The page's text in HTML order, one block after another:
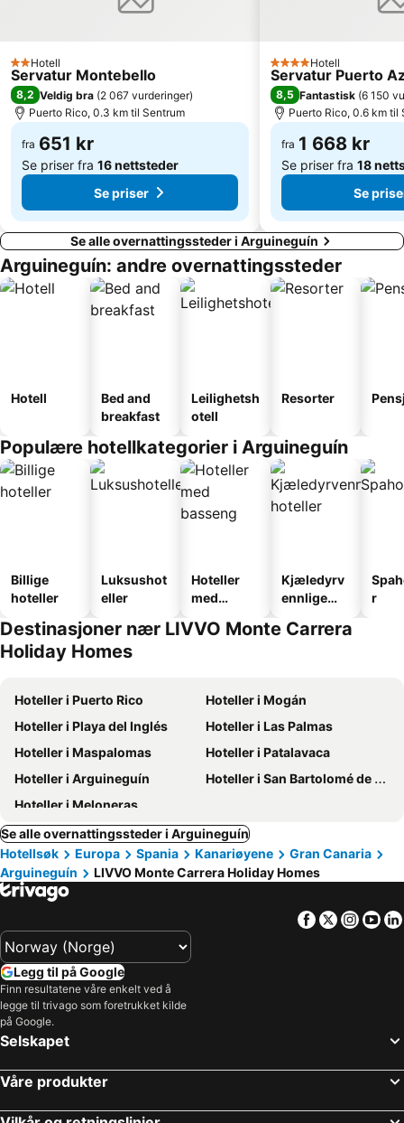
Pasito Blanco
Plaza de la Puntilla
Iglesia de San Agustín
Parque de San Telmo
Paseo por el Parque de Santa Catalina
Paseo De Las Canteras
2 Stjerner
Hotell
Servatur Montebello
8,2 Veldig bra (2 067 vurderinger)
Puerto Rico, 0.3 km til Sentrum
fra 651 kr
Se priser fra 16 nettsteder
Se priser
4 Stjerner
Hotell
Servatur Puerto
8,5 Fantastisk (6 150
Puerto Rico, 0.6 km til
fra 1 668 kr
Se priser fra 18
Se
Se alle overnattingssteder i Arguineguín
Arguineguín: andre overnattingssteder
Hotell
Bed and
breakfast
Leilighetsh
otell
Resorter
Populære hotellkategorier i Arguineguín
Billige
hoteller
Luksushot
eller
Hoteller
med
Kjæledyrv
ennlige
r
Destinasjoner nær LIVVO Monte Carrera
Holiday Homes
Hoteller i Puerto Rico
Hoteller i Mogán
Hoteller i Playa del Inglés
Hoteller i Las Palmas
Hoteller i Maspalomas
Hoteller i Patalavaca
Hoteller i Arguineguín
Hoteller i San Bartolomé de Tirajana
Hoteller i Meloneras
Se alle overnattingssteder i Arguineguín
Hotellsøk
Europa Spania Kanariøyene
Gran Canaria
Arguineguín
LIVVO Monte Carrera Holiday Homes
Facebook
Twitter
Legg til på Google
Finn resultatene våre enkelt ved å
legge til trivago som foretrukket kilde
på Google.
Selskapet
Våre produkter